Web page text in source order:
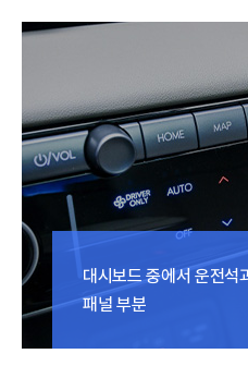
대시보드 중에서 운전석
패널 부분